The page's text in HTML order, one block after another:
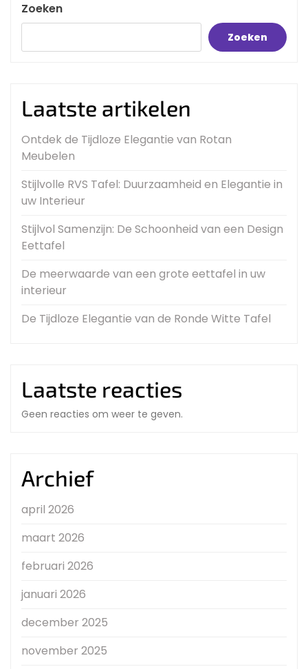
Zoeken
Zoeken
Laatste artikelen
Ontdek de Tijdloze Elegantie van Rotan
Meubelen
Stijlvolle RVS Tafel: Duurzaamheid en Elegantie in
uw Interieur
Stijlvol Samenzijn: De Schoonheid van een Design
Eettafel
De meerwaarde van een grote eettafel in uw
interieur
De Tijdloze Elegantie van de Ronde Witte Tafel
Laatste reacties
Geen reacties om weer te geven.
Archief
april 2026
maart 2026
februari 2026
januari 2026
december 2025
november 2025